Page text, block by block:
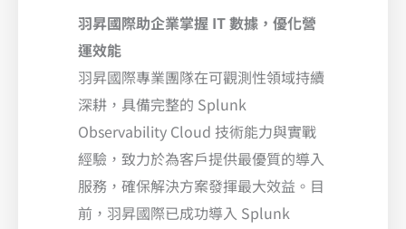
羽昇國際助企業掌握 IT 數據，優化營
運效能
羽昇國際專業團隊在可觀測性領域持續
深耕，具備完整的 Splunk
Observability Cloud 技術能力與實戰
經驗，致力於為客戶提供最優質的導入
服務，確保解決方案發揮最大效益。目
前，羽昇國際已成功導入 Splunk